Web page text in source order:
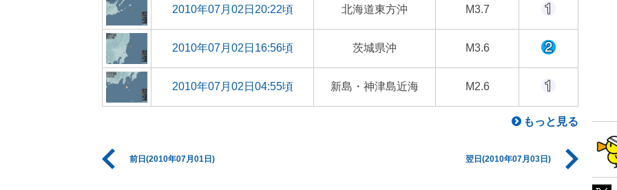
2010年07月02日20:22頃 北海道東方沖 M3.7
2010年07月02日16:56頃 茨城県沖 M3.6
2010年07月02日04:55頃 新島・神津島近海 M2.6
もっと見る
前日(2010年07月01日) 翌日(2010年07月03日)